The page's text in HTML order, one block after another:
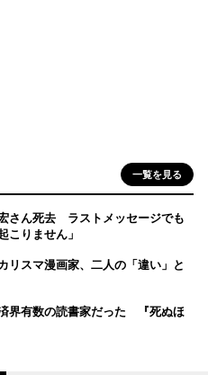
一覧を見る
さん死去 ラストメッセージでも
りません」
スマ漫画家、二人の「違い」と
界有数の読書家だった 『死ぬほ